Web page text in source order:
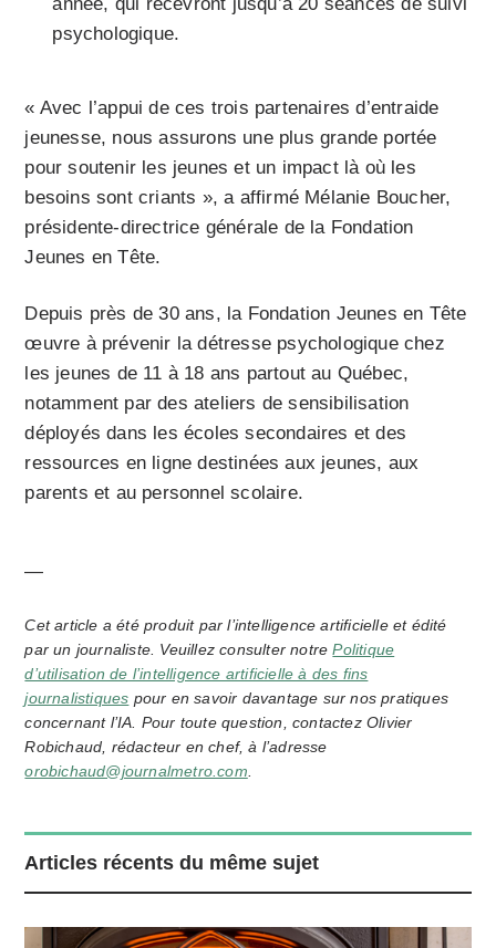
année, qui recevront jusqu’à 20 séances de suivi
psychologique.
« Avec l’appui de ces trois partenaires d’entraide
jeunesse, nous assurons une plus grande portée
pour soutenir les jeunes et un impact là où les
besoins sont criants », a affirmé Mélanie Boucher,
présidente-directrice générale de la Fondation
Jeunes en Tête.
Depuis près de 30 ans, la Fondation Jeunes en Tête
œuvre à prévenir la détresse psychologique chez
les jeunes de 11 à 18 ans partout au Québec,
notamment par des ateliers de sensibilisation
déployés dans les écoles secondaires et des
ressources en ligne destinées aux jeunes, aux
parents et au personnel scolaire.
—
Cet article a été produit par l’intelligence artificielle et édité
par un journaliste. Veuillez consulter notrePolitique
d’utilisation de l’intelligence artificielle à des fins
journalistiques pour en savoir davantage sur nos pratiques
concernant l’IA. Pour toute question, contactez Olivier
Robichaud, rédacteur en chef, à l’adresse
orobichaud@journalmetro.com.
Articles récents du même sujet